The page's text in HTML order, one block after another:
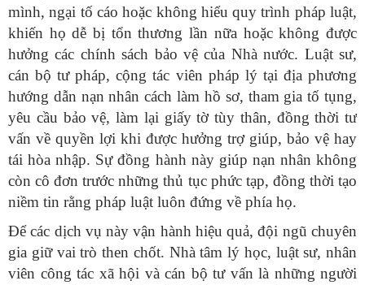
mình, ngại tố cáo hoặc không hiểu quy trình pháp luật,
khiến họ dễ bị tổn thương lần nữa hoặc không được
hưởng các chính sách bảo vệ của Nhà nước. Luật sư,
cán bộ tư pháp, cộng tác viên pháp lý tại địa phương
hướng dẫn nạn nhân cách làm hồ sơ, tham gia tố tụng,
yêu cầu bảo vệ, làm lại giấy tờ tùy thân, đồng thời tư
vấn về quyền lợi khi được hưởng trợ giúp, bảo vệ hay
tái hòa nhập. Sự đồng hành này giúp nạn nhân không
còn cô đơn trước những thủ tục phức tạp, đồng thời tạo
niềm tin rằng pháp luật luôn đứng về phía họ.
Để các dịch vụ này vận hành hiệu quả, đội ngũ chuyên
gia giữ vai trò then chốt. Nhà tâm lý học, luật sư, nhân
viên công tác xã hội và cán bộ tư vấn là những người